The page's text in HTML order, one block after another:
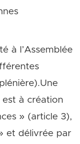
à l’Assemblée
est à création
» (article 3),
et délivrée par